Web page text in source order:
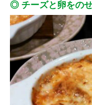
◎ チーズと卵をの